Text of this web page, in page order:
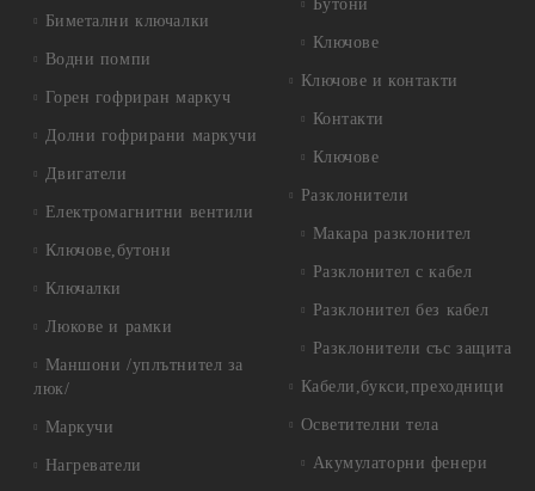
Биметални ключалки
Водни помпи
Горен гофриран маркуч
Долни гофрирани маркучи
Двигатели
Електромагнитни вентили
Ключове,бутони
Ключалки
Люкове и рамки
Маншони /уплътнител за
люк/
Маркучи
Нагреватели
Бутони
Ключове
Ключове и контакти
Контакти
Ключове
Разклонители
Макара разклонител
Разклонител с кабел
Разклонител без кабел
Разклонители със защита
Кабели,букси,преходници
Осветителни тела
Акумулаторни фенери